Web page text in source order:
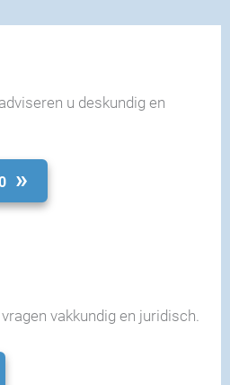
u deskundig en
vakkundig en juridisch.